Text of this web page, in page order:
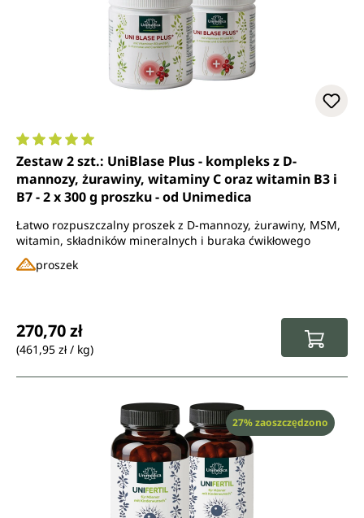
Średnia ocena 5 z 5 gwiazdek
Zestaw 2 szt.: UniBlase Plus - kompleks z D-
mannozy, żurawiny, witaminy C oraz witamin B3 i
B7 - 2 x 300 g proszku - od Unimedica
Łatwo rozpuszczalny proszek z D-mannozy, żurawiny, MSM,
witamin, składników mineralnych i buraka ćwikłowego
proszek
270,70 zł
(461,95 zł / kg)
Rabat
27% zaoszczędzono